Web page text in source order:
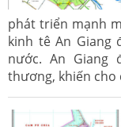
phát triển mạnh
kinh tê An Giang
nước. An Giang
thương, khiến